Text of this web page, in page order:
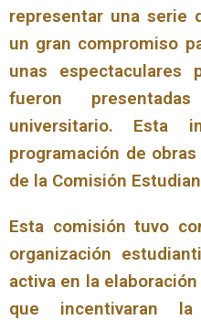
representar una serie
un gran compromiso
unas espectaculares
fueron
universitario. Esta
programación de
de la Comisión
Esta comisión tuvo
organización
activa en la
que incentivaran